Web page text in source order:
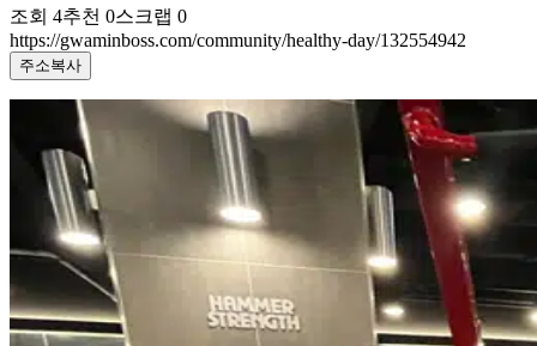
조회 4추천 0스크랩 0
https://gwaminboss.com/community/healthy-day/132554942
주소복사